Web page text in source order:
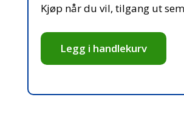
Kjøp når du vil, tilgang ut
Legg i handlekurv